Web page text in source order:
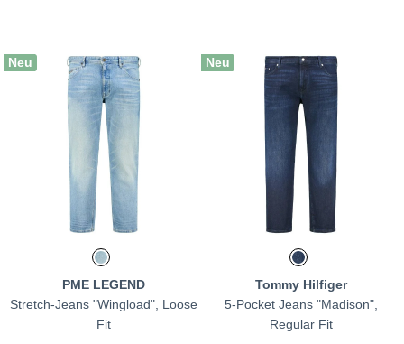
Neu
PME LEGEND
Stretch-Jeans "Wingload", Loose
Fit
Neu
Tommy Hilfiger
5-Pocket Jeans "Madison",
Regular Fit